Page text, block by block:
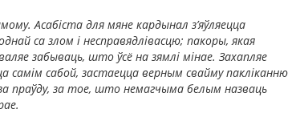
Асабіста для мяне кардынал з’яўляецца
са злом і несправядлівасцю; пакоры, якая
забываць, што ўсё на зямлі мінае. Захапляе
самім сабой, застаецца верным свайму пакліканню
праўду, за тое, што немагчыма белым назваць